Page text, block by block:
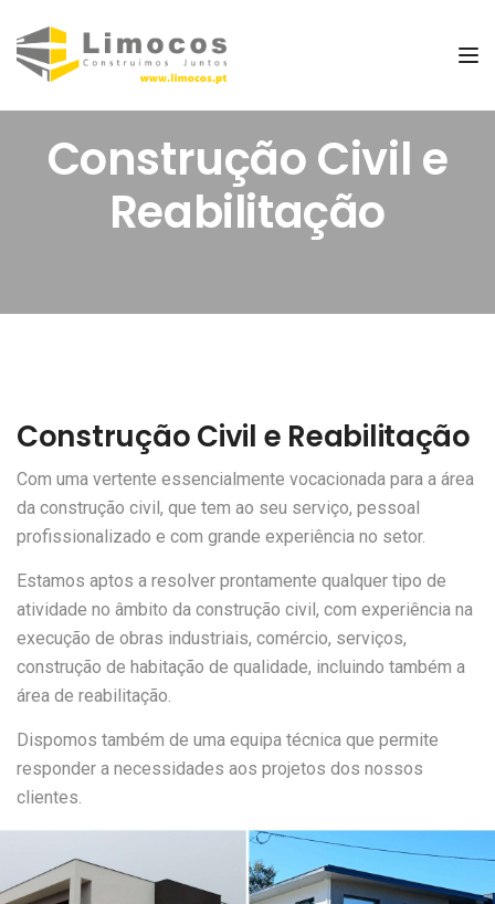
Construção Civil e
Reabilitação
Construção Civil e Reabilitação
Com uma vertente essencialmente vocacionada para a área
da construção civil, que tem ao seu serviço, pessoal
profissionalizado e com grande experiência no setor.
Estamos aptos a resolver prontamente qualquer tipo de
atividade no âmbito da construção civil, com experiência na
execução de obras industriais, comércio, serviços,
construção de habitação de qualidade, incluindo também a
área de reabilitação.
Dispomos também de uma equipa técnica que permite
responder a necessidades aos projetos dos nossos
clientes.